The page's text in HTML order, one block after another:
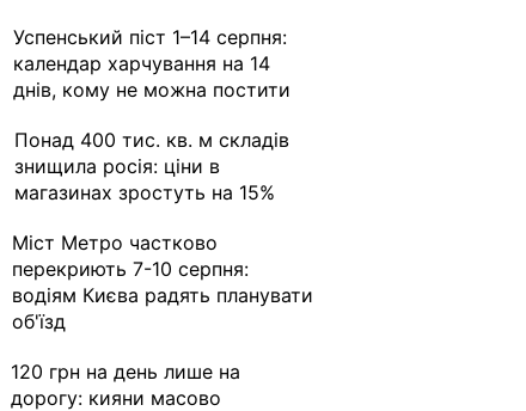
Успенський піст 1–14 серпня:
календар харчування на 14
днів, кому не можна постити
Понад 400 тис. кв. м складів
знищила росія: ціни в
магазинах зростуть на 15%
Міст Метро частково
перекриють 7-10 серпня:
водіям Києва радять планувати
об'їзд
120 грн на день лише на
дорогу: кияни масово